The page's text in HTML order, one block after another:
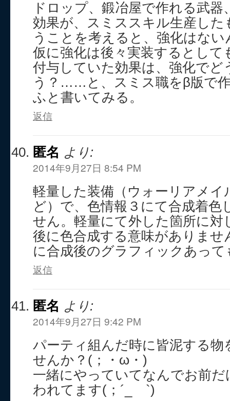
ドロップ、鍛冶屋で作れる武
効果が、スミススキル生産し
うことを考えると、強化はな
仮に強化は後々実装するとして
付与していた効果は、強化でど
う？……と、スミス職をβ版で
ふと書いてみる。
返信
匿名 より:
2014年9月27日 8:54 PM
軽量した装備（ウォーリアメ
ど）で、色情報３にて合成着色
せん。軽量にて外した箇所に対
後に色合成する意味がありませ
に合成後のグラフィックあっ
返信
匿名 より:
2014年9月27日 9:42 PM
パーティ組んだ時に皆泥する物
せんか？(；・ω・)
一緒にやっていてなんでお前
われてます(；´_ゝ`)